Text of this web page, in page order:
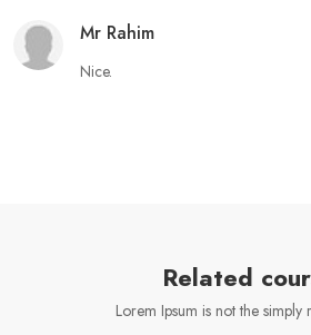
Mr Rahim
Nice.
Related
Lorem Ipsum is not the simply